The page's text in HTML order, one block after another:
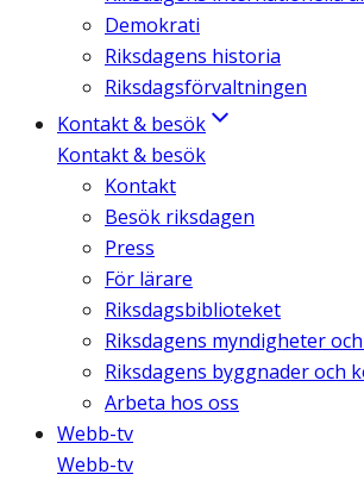
Demokrati
Riksdagens historia
Riksdagsförvaltningen
Kontakt & besök
Kontakt & besök
Kontakt
Besök riksdagen
Press
För lärare
Riksdagsbiblioteket
Riksdagens myndigheter
Riksdagens byggnader och
Arbeta hos oss
Webb-tv
Webb-tv